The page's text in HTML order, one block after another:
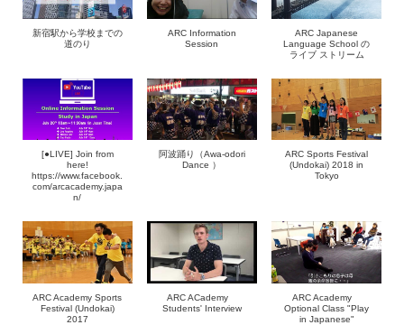
新宿駅から学校までの
道のり
ARC Information
Session
ARC Japanese
Language School の
ライブ ストリーム
[●LIVE] Join from
here!
https://www.facebook.
com/arcacademy.japa
n/
阿波踊り（Awa-odori
Dance ）
ARC Sports Festival
(Undokai) 2018 in
Tokyo
ARC Academy Sports
Festival (Undokai)
2017
ARC ACademy
Students' Interview
ARC Academy
Optional Class "Play
in Japanese"